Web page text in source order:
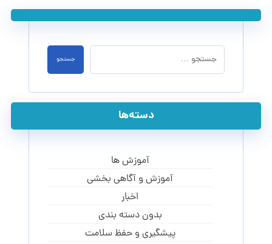
جستجو
دسته‌ها
آموزش ها
آموزش و آگاهی‌ بخشی
اخبار
بدون دسته بندی
پیشگیری و حفظ سلامت